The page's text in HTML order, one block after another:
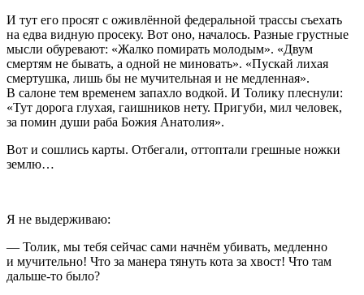
И тут его просят с оживлённой федеральной трассы съехать
на едва видную просеку. Вот оно, началось. Разные грустные
мысли обуревают: «Жалко помирать молодым». «Двум
смертям не бывать, а одной не миновать». «Пускай лихая
смертушка, лишь бы не мучительная и не медленная».
В салоне тем временем запахло водкой. И Толику плеснули:
«Тут дорога глухая, гаишников нету. Пригуби, мил человек,
за помин души раба Божия Анатолия».
Вот и сошлись карты. Отбегали, оттоптали грешные ножки
землю…
Я не выдерживаю:
— Толик, мы тебя сейчас сами начнём убивать, медленно
и мучительно! Что за манера тянуть кота за хвост! Что там
дальше-то было?